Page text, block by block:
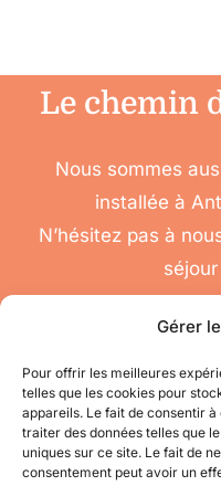
Gérer
Pour offrir les meilleures
telles que les cookies pour
appareils. Le fait de consentir
traiter des données telles que
uniques sur ce site. Le fait de
consentement peut avoir un
Le chemin
Nous sommes
installée à
N’hésitez pas à
nous
contacter
Accéder à mon compte